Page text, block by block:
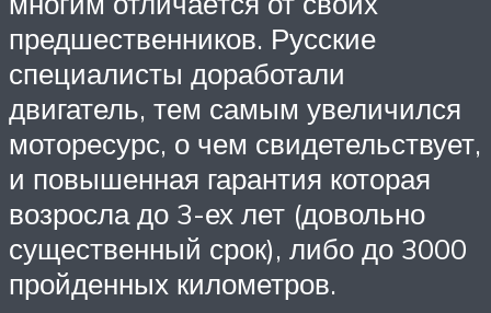
предшественников. Русские
специалисты доработали
двигатель, тем самым увеличился
моторесурс, о чем свидетельствует,
и повышенная гарантия которая
возросла до 3-ех лет (довольно
существенный срок), либо до 3000
пройденных километров.